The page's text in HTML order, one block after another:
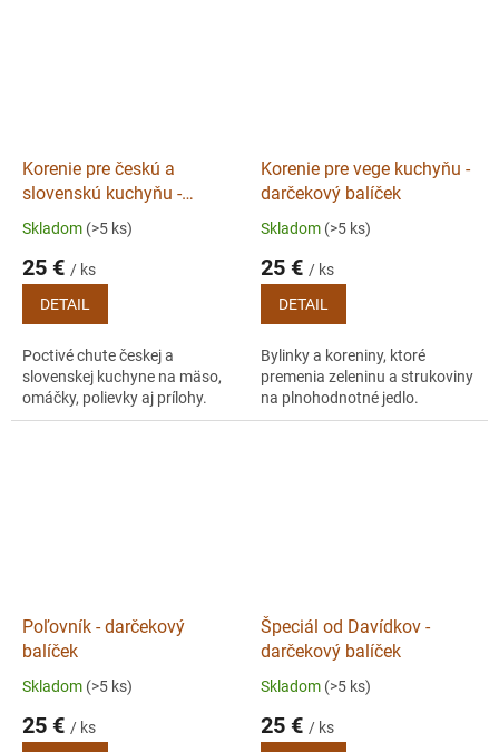
Korenie pre českú a
slovenskú kuchyňu -
darčekový balíček
Skladom (>5 ks)
25 € / ks
DETAIL
Poctivé chute českej a
slovenskej kuchyne na mäso,
omáčky, polievky aj prílohy.
Korenie pre vege kuchyňu -
darčekový balíček
Skladom (>5 ks)
25 € / ks
DETAIL
Bylinky a koreniny, ktoré
premenia zeleninu a strukoviny
na plnohodnotné jedlo.
Poľovník - darčekový
balíček
Skladom (>5 ks)
25 € / ks
Špeciál od Davídkov -
darčekový balíček
Skladom (>5 ks)
25 € / ks